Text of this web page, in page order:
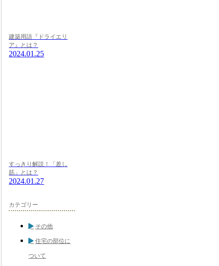
建築用語『ドライエリ
ア』とは？
2024.01.25
すっきり解説！「差し
筋」とは？
2024.01.27
カテゴリー
その他
住宅の部位に
ついて